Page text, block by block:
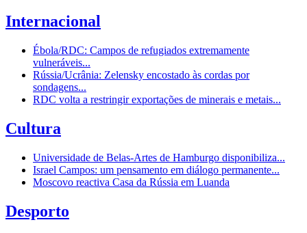
Internacional
Ébola/RDC: Campos de refugiados extremamente
vulneráveis...
Rússia/Ucrânia: Zelensky encostado às cordas por
sondagens...
RDC volta a restringir exportações de minerais e metais...
Cultura
Universidade de Belas-Artes de Hamburgo disponibiliza...
Israel Campos: um pensamento em diálogo permanente...
Moscovo reactiva Casa da Rússia em Luanda
Desporto